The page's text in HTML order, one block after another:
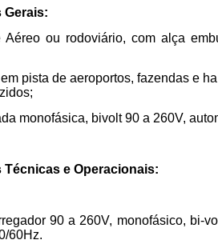
Gerais:
Aéreo ou rodoviário, com alça
pista de aeroportos, fazendas e
monofásica, bivolt 90 a 260V,
e Operacionais:
90 a 260V, monofásico, bi-
60Hz.